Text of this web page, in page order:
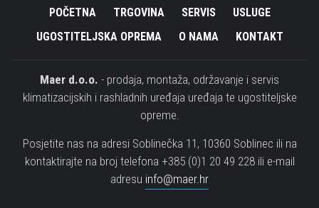
POČETNA TRGOVINA SERVIS
USLUGE
UGOSTITELJSKA OPREMA
O NAMA KONTAKT
Maer d.o.o. - prodaja, montaža, održavanje i servis
klimatizacijskih i rashladnih uređaja uređaja te ugostiteljske
opreme.
Posjetite nas na adresi Soblinečka 11, 10360 Soblinec ili na
kontaktirajte na broj telefona +385 (0)1 20 49 228 ili e-mail
adresu info@maer.hr